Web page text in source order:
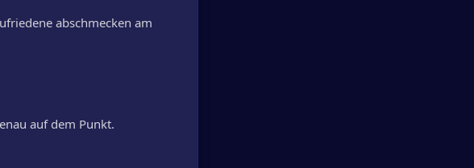
abschmecken am
auf dem Punkt.